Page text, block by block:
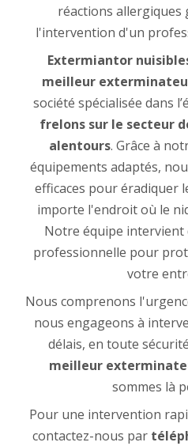
réactions allergiques
l'intervention d'un
Extermiantor
meilleur
société spécialisée dans
frelons sur le secteur
alentours. Grâce à
équipements adaptés,
efficaces pour éradiquer
importe l'endroit où le
Notre équipe intervient
professionnelle pour
votre
Nous comprenons
nous engageons à
délais, en toute
meilleur
sommes là
Pour une intervention
contactez-nous par